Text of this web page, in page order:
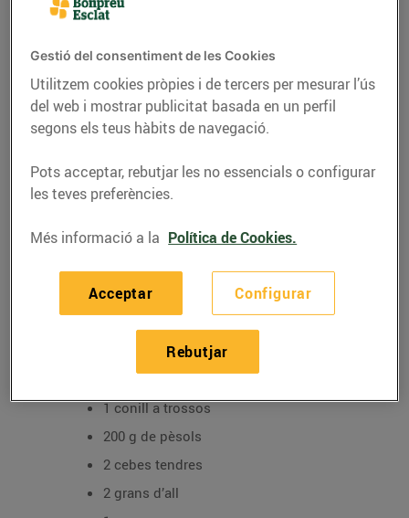
RECEPTES
Conill amb salsa
15/de setembre/2020
Ingredients per a 4 persones:
1 conill a trossos
200 g de pèsols
2 cebes tendres
2 grans d’all
Gestió del consentiment de les Cookies
Utilitzem cookies pròpies i de tercers per mesurar l’ús
del web i mostrar publicitat basada en un perfil
segons els teus hàbits de navegació.
Pots acceptar, rebutjar les no essencials o configurar
les teves preferències.
Més informació a la Política de Cookies.
Configurar
Rebutjar
Acceptar